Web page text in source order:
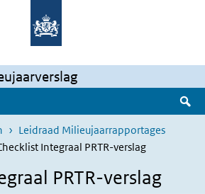
gaan
Leidraad Milieujaarrapportages
Integraal PRTR-verslag
PRTR-verslag